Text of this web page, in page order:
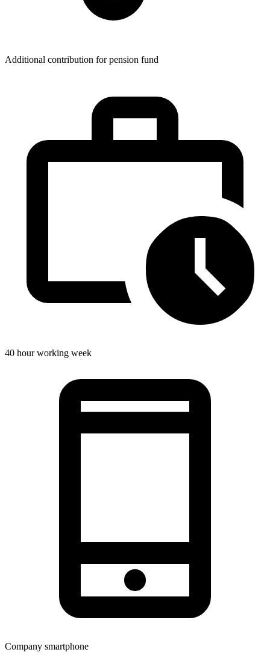
Additional contribution for pension fund
40 hour working week
Company smartphone